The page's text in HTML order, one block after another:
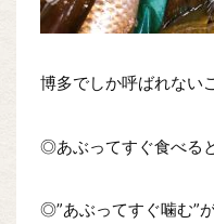
博多でしか呼ばれない
◎あぶってすぐ食べる
◎”あぶってすぐ噛む”